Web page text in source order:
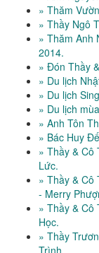
» Thăm
» Thầy Ngô
» Thăm Anh
2014.
» Đón Thầy
» Du lịch
» Du lịch
» Du lịch
» Anh Tôn
» Bác Huy
» Thầy & Cô
Lức.
» Thầy & Cô
- Merry
» Thầy & Cô
Học.
» Thầy